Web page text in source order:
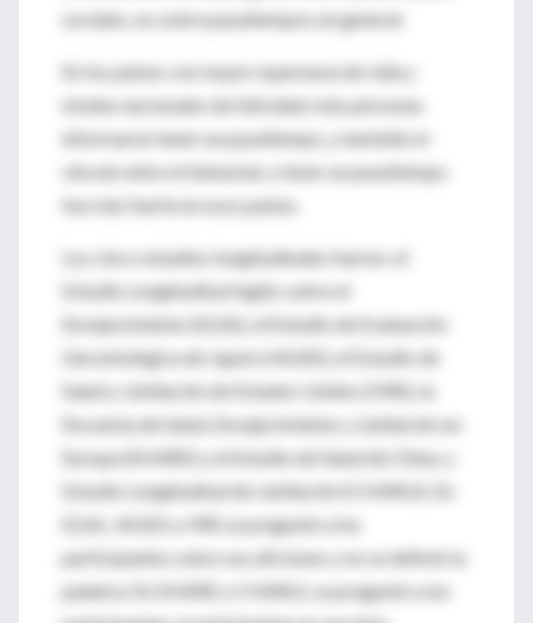
sociales, no sobre pasatiempos en general.
En los países con mayor esperanza de vida y
niveles nacionales de felicidad, más personas
informaron tener un pasatiempo, y también el
vínculo entre el bienestar y tener un pasatiempo
fue más fuerte en esos países.
Los cinco estudios longitudinales fueron: el
Estudio Longitudinal Inglés sobre el
Envejecimiento (ELSA), el Estudio de Evaluación
Gerontológica de Japón (JAGES), el Estudio de
Salud y Jubilación de Estados Unidos (HRS), la
Encuesta de Salud, Envejecimiento y Jubilación en
Europa (SHARE) y el Estudio de Salud de China. y
Estudio Longitudinal de Jubilación (CHARLS). En
ELSA, JAGES y HRS se preguntó a los
participantes sobre sus aficiones y no se definió la
palabra; En SHARE y CHARLS, se preguntó a los